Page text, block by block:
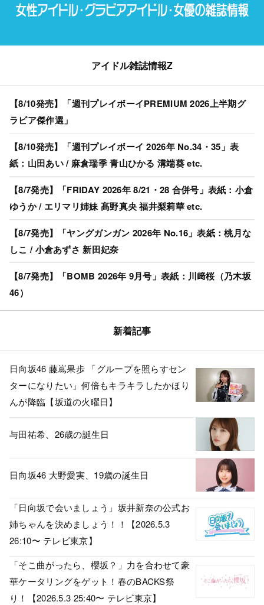
アイドル雑誌情報Z
【8/10発売】「週刊プレイボーイPREMIUM 2026上半期グ
ラビア傑作選」
【8/10発売】「週刊プレイボーイ 2026年 No.34・35」表
紙：山田あい / 麻倉瑞季 青山ひかる 溝端葵 etc.
【8/7発売】「FRIDAY 2026年 8/21・28 合併号」表紙：小倉
ゆうか / エリマリ姉妹 髙野真央 福井梨莉華 etc.
【8/7発売】「ヤングガンガン 2026年 No.16」表紙：桃月な
しこ / 小倉あずさ 新田妃奈
【8/7発売】「BOMB 2026年 9月号」表紙：川﨑桜（乃木坂
46）
新着記事
日向坂46 藤嶌果歩 「グループを照らすセン
ターになりたい」何倍もキラキラしたかほり
んが降臨【坂道の火曜日】
与田祐希、26歳の誕生日
日向坂46 大野愛実、19歳の誕生日
「日向坂で会いましょう」坂井新奈の公式お
姉ちゃんを決めましょう！！【2026.5.3
26:10〜 テレビ東京】
「そこ曲がったら、櫻坂？」力を合わせて豪
華ケータリングをゲット！春のBACKS祭
り！【2026.5.3 25:40〜 テレビ東京】